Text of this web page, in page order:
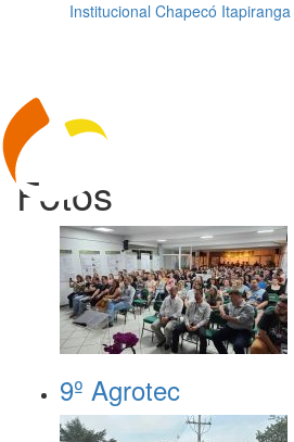
Institucional Chapecó Itapiranga
Fotos
9º Agrotec